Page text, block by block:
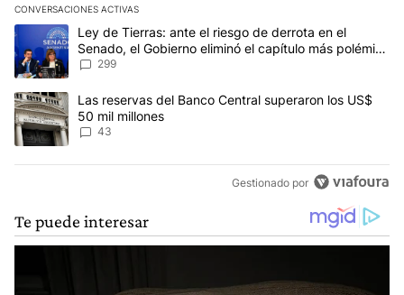
CONVERSACIONES ACTIVAS
Este listado muestra los artículos con más comentarios en los
Un artículo de tendencia con el título "Ley de Tierras: ante el
Ley de Tierras: ante el riesgo de derrota en el
Senado, el Gobierno eliminó el capítulo más polémico
del proyecto
299
Un artículo de tendencia con el título "Las reservas del Banco
Las reservas del Banco Central superaron los US$
50 mil millones
43
Gestionado por